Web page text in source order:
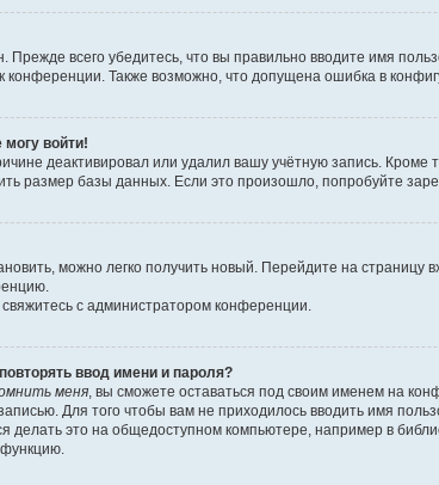
Прежде всего убедитесь, что вы правильно вводите имя
конференции. Также возможно, что допущена ошибка в
могу войти!
деактивировал или удалил вашу учётную запись.
размер базы данных. Если это произошло, попробуйте
можно легко получить новый. Перейдите на
с администратором конференции.
ввод имени и пароля?
меня , вы сможете оставаться под своим именем на
Для того чтобы вам не приходилось вводить имя
это на общедоступном компьютере, например в